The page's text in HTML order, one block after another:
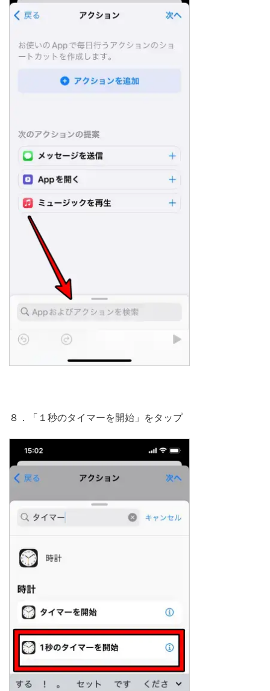
８．「１秒のタイマーを開始」をタップ